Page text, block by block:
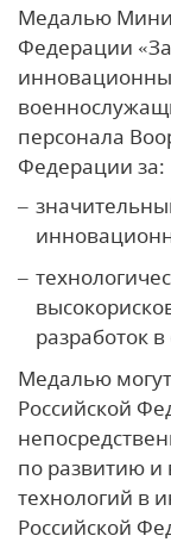
Медалью
Федерации
персонала
Федерации за:
разработок
Медалью
Российской
по развитию
технологий в
Российской